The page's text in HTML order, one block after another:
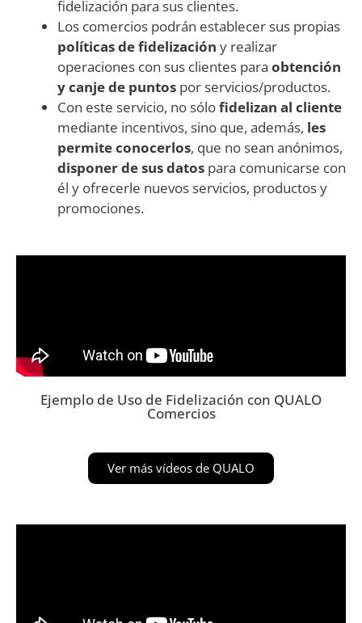
Los comercios podrán establecer sus propias
políticas de fidelizacióny realizar
operaciones con sus clientes paraobtención
y canje de puntospor servicios/productos.
Con este servicio, no sólofidelizan al cliente
mediante incentivos, sino que, además,les
permite conocerlos , que no sean anónimos,
disponer de sus datospara comunicarse con
él y ofrecerle nuevos servicios, productos y
promociones.
Ejemplo de Uso de Fidelización con QUALO
Comercios